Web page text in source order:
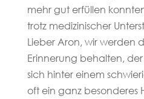
mehr gut erfüllen
trotz medizinischer
Lieber Aron, wir werden
Erinnerung behalten,
sich hinter einem
oft ein ganz besonderes